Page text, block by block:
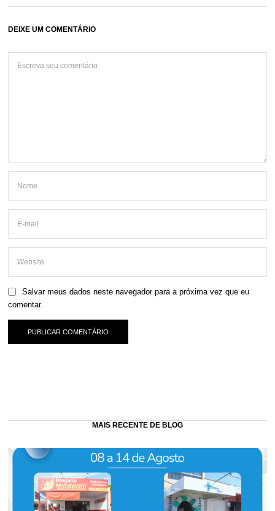
DEIXE UM COMENTÁRIO
Salvar meus dados neste navegador para a próxima vez que eu
comentar.
MAIS RECENTE DE BLOG